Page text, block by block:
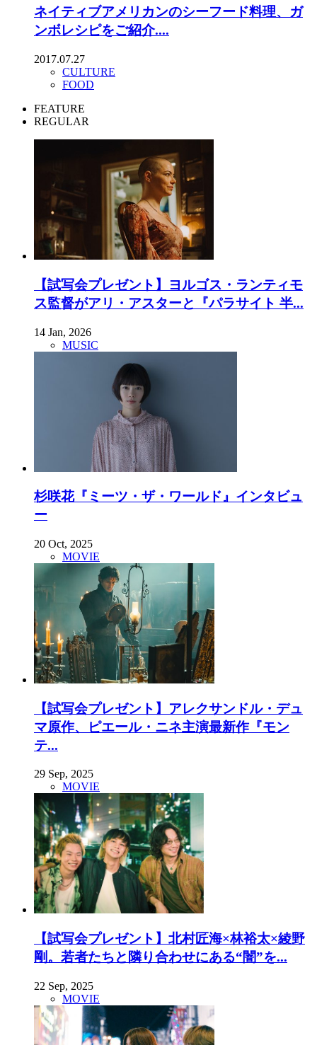
ネイティブアメリカンのシーフード料理、ガ
ンボレシピをご紹介....
2017.07.27
CULTURE
FOOD
FEATURE
REGULAR
【試写会プレゼント】ヨルゴス・ランティモ
ス監督がアリ・アスターと『パラサイト 半...
14 Jan, 2026
MUSIC
杉咲花『ミーツ・ザ・ワールド』インタビュ
ー
20 Oct, 2025
MOVIE
【試写会プレゼント】アレクサンドル・デュ
マ原作、ピエール・ニネ主演最新作『モン
テ...
29 Sep, 2025
MOVIE
【試写会プレゼント】北村匠海×林裕太×綾野
剛。若者たちと隣り合わせにある“闇”を...
22 Sep, 2025
MOVIE